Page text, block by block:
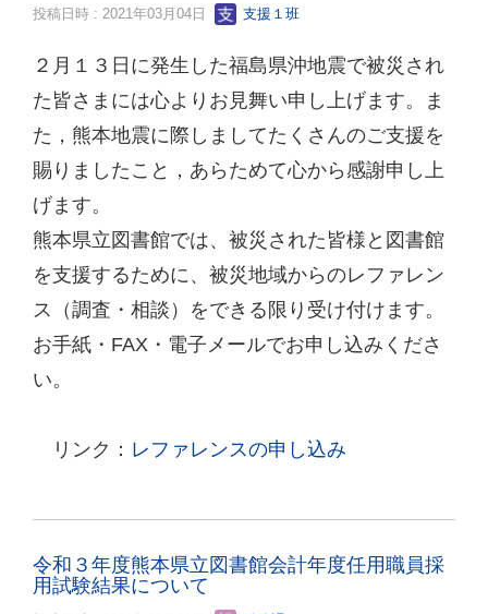
投稿日時 : 2021年03月04日 支援１班
２月１３日に発生した福島県沖地震で被災され
た皆さまには心よりお見舞い申し上げます。ま
た，熊本地震に際しましてたくさんのご支援を
賜りましたこと，あらためて心から感謝申し上
げます。
熊本県立図書館では、被災された皆様と図書館
を支援するために、被災地域からのレファレン
ス（調査・相談）をできる限り受け付けます。
お手紙・FAX・電子メールでお申し込みくださ
い。
リンク： レファレンスの申し込み
令和３年度熊本県立図書館会計年度任用職員採
用試験結果について